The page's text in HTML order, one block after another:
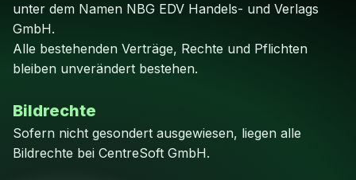
unter dem Namen NBG EDV Handels- und Verlags
GmbH.
Alle bestehenden Verträge, Rechte und Pflichten
bleiben unverändert bestehen.
Bildrechte
Sofern nicht gesondert ausgewiesen, liegen alle
Bildrechte bei CentreSoft GmbH.